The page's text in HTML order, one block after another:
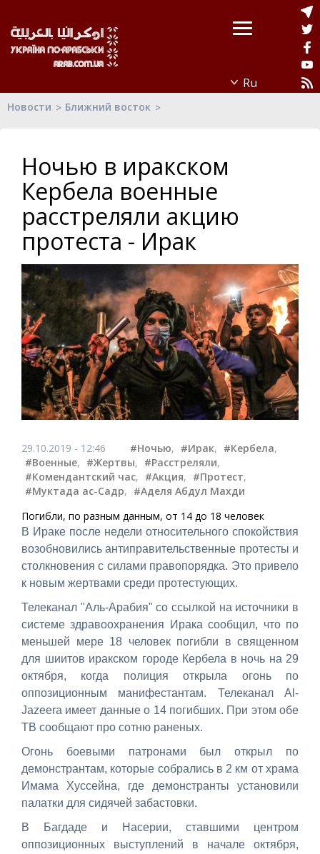
Новости Ближний восток
Ночью в иракском
Кербела военные
расстреляли акцию
протеста - Ирак
29.10.2019 - 12:46 #Ночью, #Ирак, #Кербела,
#Военные, #Жертвы, #Расстреляли,
#Комендантский час, #Акция, #Протест,
#Муктада ас-Садр, #Аделя Абдул Махди
Погибли, по разным данным, от 14 до 18 человек
В Ираке после недели относительного спокойствия
возобновились антиправительственные протесты и
столкновения с силами правопорядка. Это привело
к новым жертвами среди протестующих.
Телеканал "Аль-Арабия" со ссылкой на источники в
системе здравоохранения Ирака сообщил, что по
меньшей мере 18 человек погибли в священном
для шиитов иракском городе Кербела в ночь на 29
октября, когда полиция открыла огонь по
оппозиционным манифестантам. Телеканал Al-
Jazeera имеет данные о 14 погибших. При этом обе
ТВ сообщают про сотню раненых.
Огонь боевыми патронами был открыл по
демонстрантам, которые собрались в 2 км от храма
Имама Хуссейна, где демонстранты установили
палатки для сидячей забастовки.
В Багдаде и Насерии, ставшими центром
оппозиционных выступлений в начале октября,